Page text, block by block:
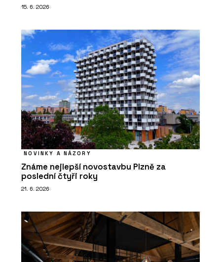
15. 6. 2026
NOVINKY A NÁZORY
Známe nejlepší novostavbu Plzně za
poslední čtyři roky
21. 6. 2026